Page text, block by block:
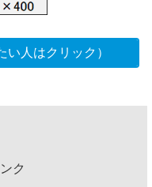
人はクリック）
ク